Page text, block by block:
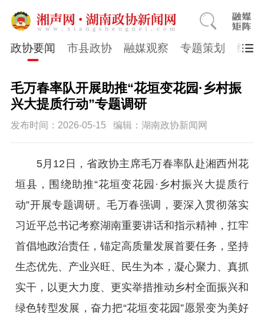
政协要闻 市县政协 融媒观察 专题策划 综合
毛万春率队开展助推“花垣变花园·乡村振
兴大提质行动”专题调研
发布时间：2026-05-15 编辑：湖南政协新闻网
5月12日，省政协主席毛万春率队赴湘西州花
垣县，围绕助推“花垣变花园·乡村振兴大提质行
动”开展专题调研。毛万春强调，要深入贯彻落实
习近平总书记考察湖南重要讲话和指示精神，扛牢
首倡地政治责任，锚定高质量发展首要任务，坚持
生态优先、产业兴旺、民生为本，凝心聚力、真抓
实干，以更大力度、更实举措推动乡村全面振兴和
绿色转型发展，奋力把“花垣变花园”愿景变为美好